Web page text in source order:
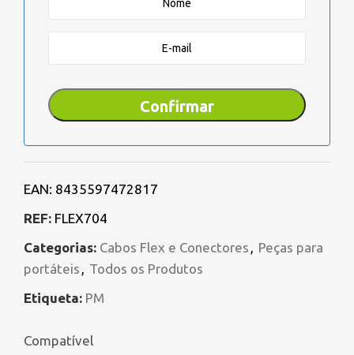
EAN: 8435597472817
REF: FLEX704
Categorias: Cabos Flex e Conectores , Peças para
portáteis , Todos os Produtos
Etiqueta: PM
Compatível